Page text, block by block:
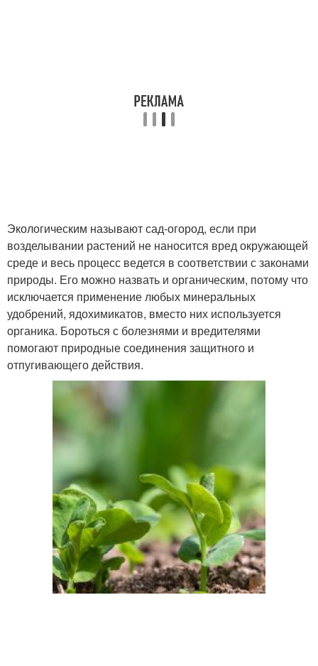
Экологическим называют сад-огород, если при
возделывании растений не наносится вред окружающей
среде и весь процесс ведется в соответствии с законами
природы. Его можно назвать и органическим, потому что
исключается применение любых минеральных
удобрений, ядохимикатов, вместо них используется
органика. Бороться с болезнями и вредителями
помогают природные соединения защитного и
отпугивающего действия.